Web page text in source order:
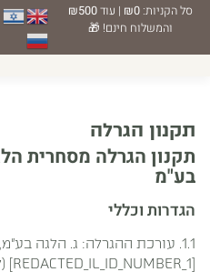
סל הקניות:₪0 | עוד₪500
והמשלוח חינם! 🎁
תקנון הגרלה
תקנון הגרלה מסחרית
בע"מ
הגדרות וכללי
1.1. עורכת ההגרלה: ג. הלגה